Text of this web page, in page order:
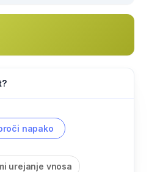
napako
urejanje vnosa